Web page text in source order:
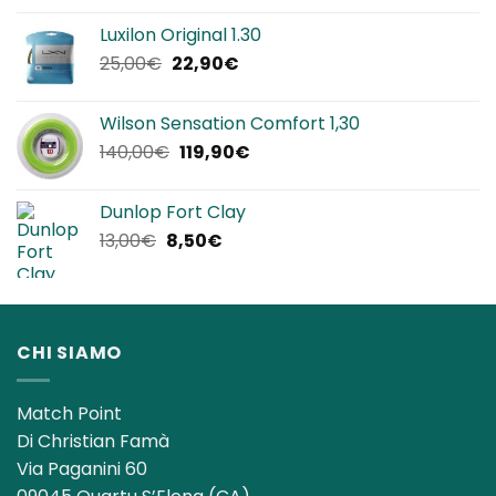
era:
12,00€.
è:
8,50€.
Luxilon Original 1.30
25,00€ Il
era:
25,00€.
22,90€Il
è:
22,90€.
Wilson Sensation Comfort 1,30
140,00€ Il
era:
140,00€.
119,90€Il
Dunlop Fort Clay
13,00€ Il
era:
8,50€Il
è:
CHI SIAMO
Match Point
Di Christian Famà
Via Paganini 60